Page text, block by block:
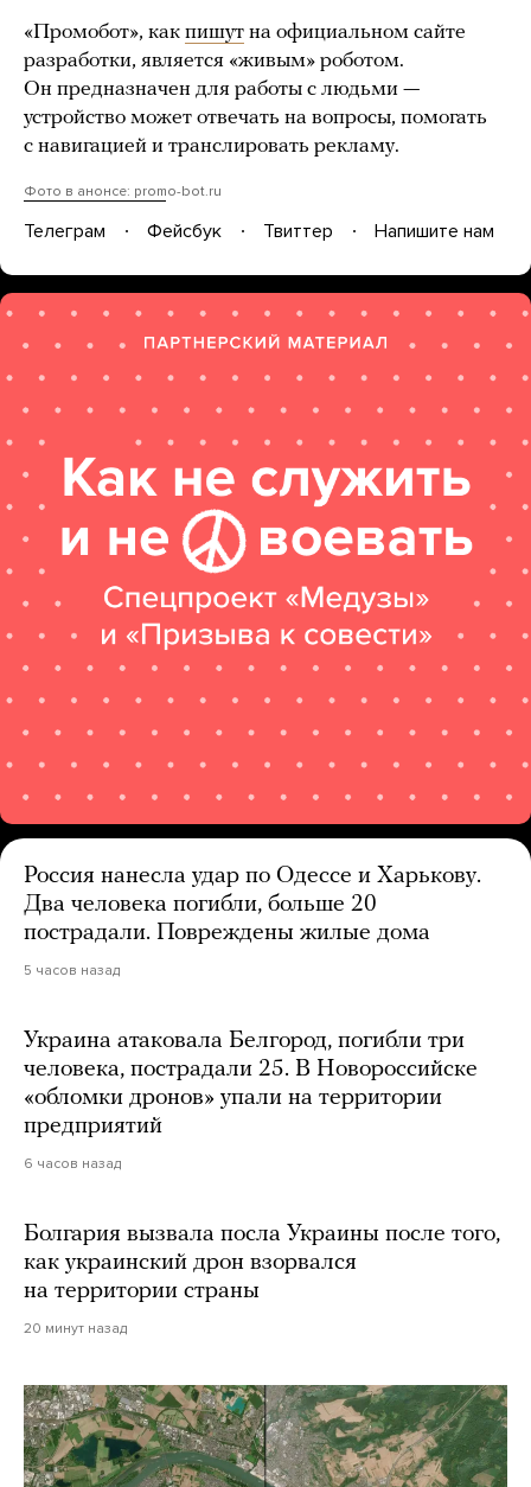
«Промобот», как пишут на официальном сайте
разработки, является «живым» роботом.
Он предназначен для работы с людьми —
устройство может отвечать на вопросы, помогать
с навигацией и транслировать рекламу.
Фото в анонсе: promo-bot.ru
Телеграм Фейсбук Твиттер Напишите нам
Россия нанесла удар по Одессе и Харькову.
Два человека погибли, больше 20
пострадали. Повреждены жилые дома
5 часов назад
Украина атаковала Белгород, погибли три
человека, пострадали 25. В Новороссийске
«обломки дронов» упали на территории
предприятий
6 часов назад
Болгария вызвала посла Украины после того,
как украинский дрон взорвался
на территории страны
20 минут назад